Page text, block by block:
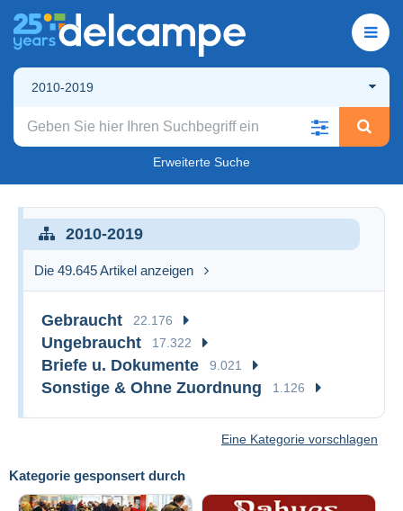
2010-2019
Erweiterte Suche
Kategorie gesponsert durch
2010-2019
Die 49.645 Artikel anzeigen
Gebraucht 22.176
Ungebraucht 17.322
Briefe u. Dokumente 9.021
Sonstige & Ohne Zuordnung 1.126
Eine Kategorie vorschlagen